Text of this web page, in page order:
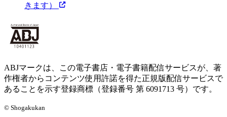
きます）
ABJマークは、この電子書店・電子書籍配信サービスが、著
作権者からコンテンツ使用許諾を得た正規版配信サービスで
あることを示す登録商標（登録番号 第 6091713 号）です。
© Shogakukan